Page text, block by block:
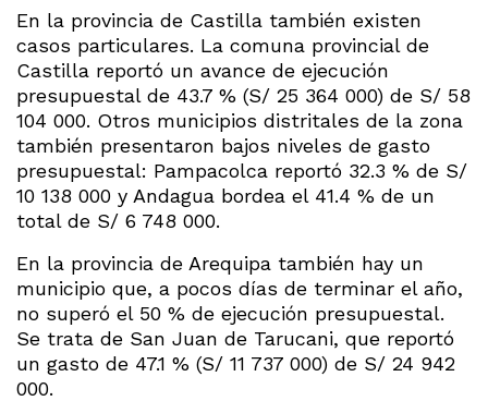
En la provincia de Castilla también existen
casos particulares. La comuna provincial de
Castilla reportó un avance de ejecución
presupuestal de 43.7 % (S/ 25 364 000) de S/ 58
104 000. Otros municipios distritales de la zona
también presentaron bajos niveles de gasto
presupuestal: Pampacolca reportó 32.3 % de S/
10 138 000 y Andagua bordea el 41.4 % de un
total de S/ 6 748 000.
En la provincia de Arequipa también hay un
municipio que, a pocos días de terminar el año,
no superó el 50 % de ejecución presupuestal.
Se trata de San Juan de Tarucani, que reportó
un gasto de 47.1 % (S/ 11 737 000) de S/ 24 942
000.